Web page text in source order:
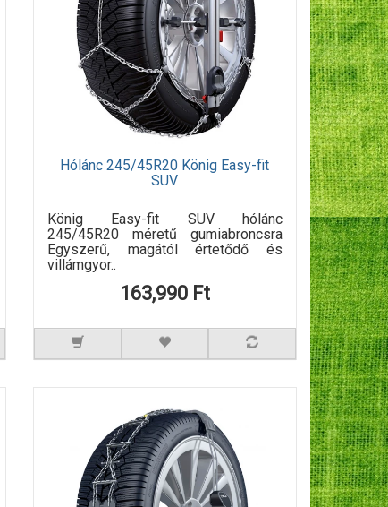
Hólánc 245/45R20 König Easy-fit
SUV
König Easy-fit SUV hólánc
245/45R20 méretű gumiabroncsra
Egyszerű, magától értetődő és
villámgyor..
163,990 Ft